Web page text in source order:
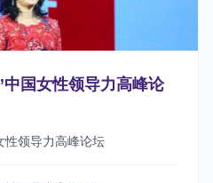
中国女性领导力高峰论
性领导力高峰论坛